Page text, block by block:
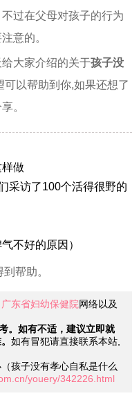
过在父母对孩子的行为
意的。
给大家介绍的关于孩子没
可以帮助到你,如果还想了
。
做
采访了100个活得很野的
不好的原因）
帮助。
广东省妇幼保健院网络以及
。如有不适，建议立即就
如有冒犯请直接联系本站,
孩子没有孝心自私是什么
youery/342226.html